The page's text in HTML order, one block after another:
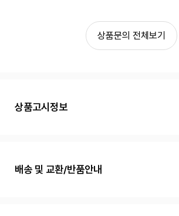
상품문의 전체보기
상품고시정보
배송 및 교환/반품안내